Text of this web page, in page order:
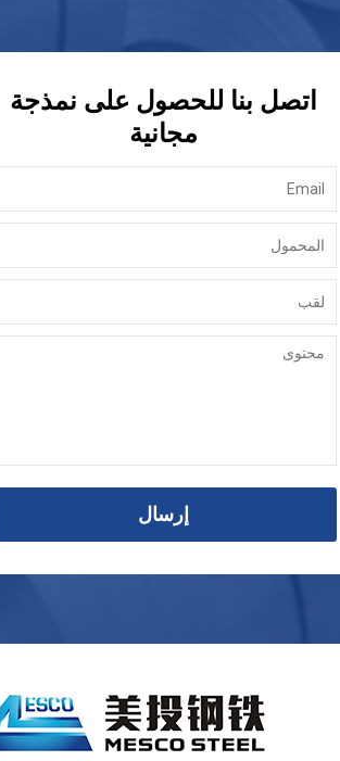
اتصل بنا للحصول على نمذجة
مجانية
إرسال